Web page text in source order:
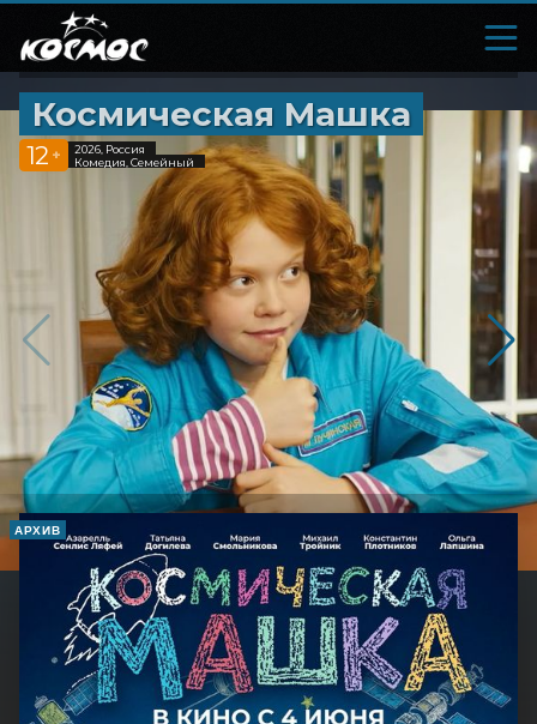
Космическая Машка
12 +
2026, Россия
Комедия, Семейный
АРХИВ